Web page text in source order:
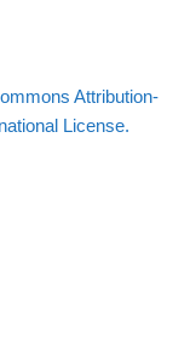
Attribution-
License.